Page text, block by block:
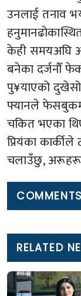
उनलाई तनाव
केही समयअघि
बनेका दर्जनौँ
पु¥याएको
फ्यानले
चकित भएका
प्रियंका
चलाउँछु,
COMMENTS
RELATED